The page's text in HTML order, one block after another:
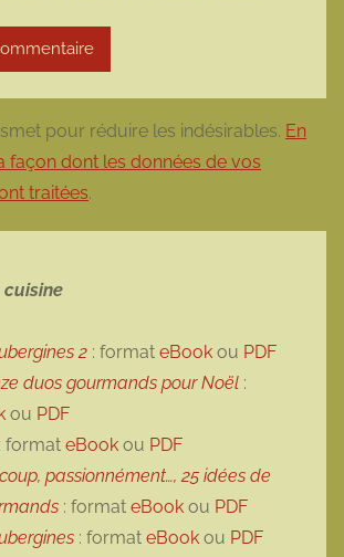
pour réduire les indésirables. En
façon dont les données de vos
traitées.
cuisine
2 : format eBook ou PDF
duos gourmands pour Noël :
ou PDF
: format eBook ou PDF
passionnément…, 25 idées de
: format eBook ou PDF
: format eBook ou PDF